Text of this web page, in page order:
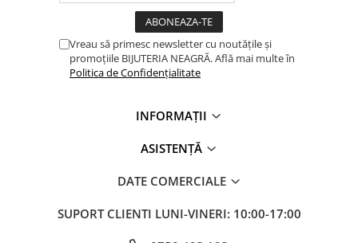
Vreau să primesc newsletter cu noutățile și
promoțiile BIJUTERIA NEAGRĂ. Află mai multe în
Politica de Confidențialitate
INFORMAȚII
ASISTENȚĂ
DATE COMERCIALE
SUPORT CLIENTI LUNI-VINERI: 10:00-17:00